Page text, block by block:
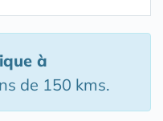
à
de 150 kms.